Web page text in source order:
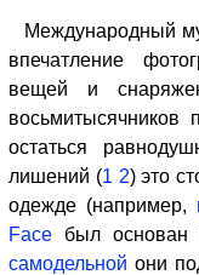
Международный
впечатление
вещей и
восьмитысячников
остаться
лишений (1 2) это
одежде (например,
Face был основан
самодельной они